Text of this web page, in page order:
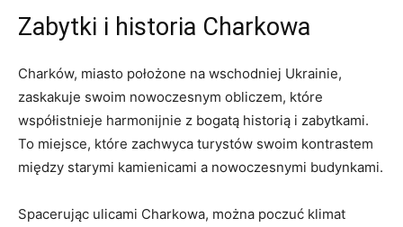
Zabytki i historia⁤ Charkowa
Charków, miasto położone na wschodniej Ukrainie,​
zaskakuje swoim nowoczesnym obliczem, które‌
współistnieje harmonijnie z bogatą historią i zabytkami.
To miejsce, które zachwyca turystów​ swoim kontrastem
między starymi kamienicami a ​nowoczesnymi budynkami.
Spacerując ulicami Charkowa, można poczuć klimat​